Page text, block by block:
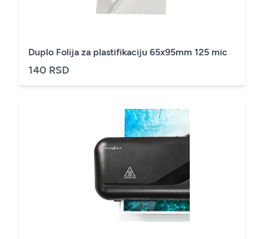
Duplo Folija za plastifikaciju 65x95mm 125 mic
140 RSD